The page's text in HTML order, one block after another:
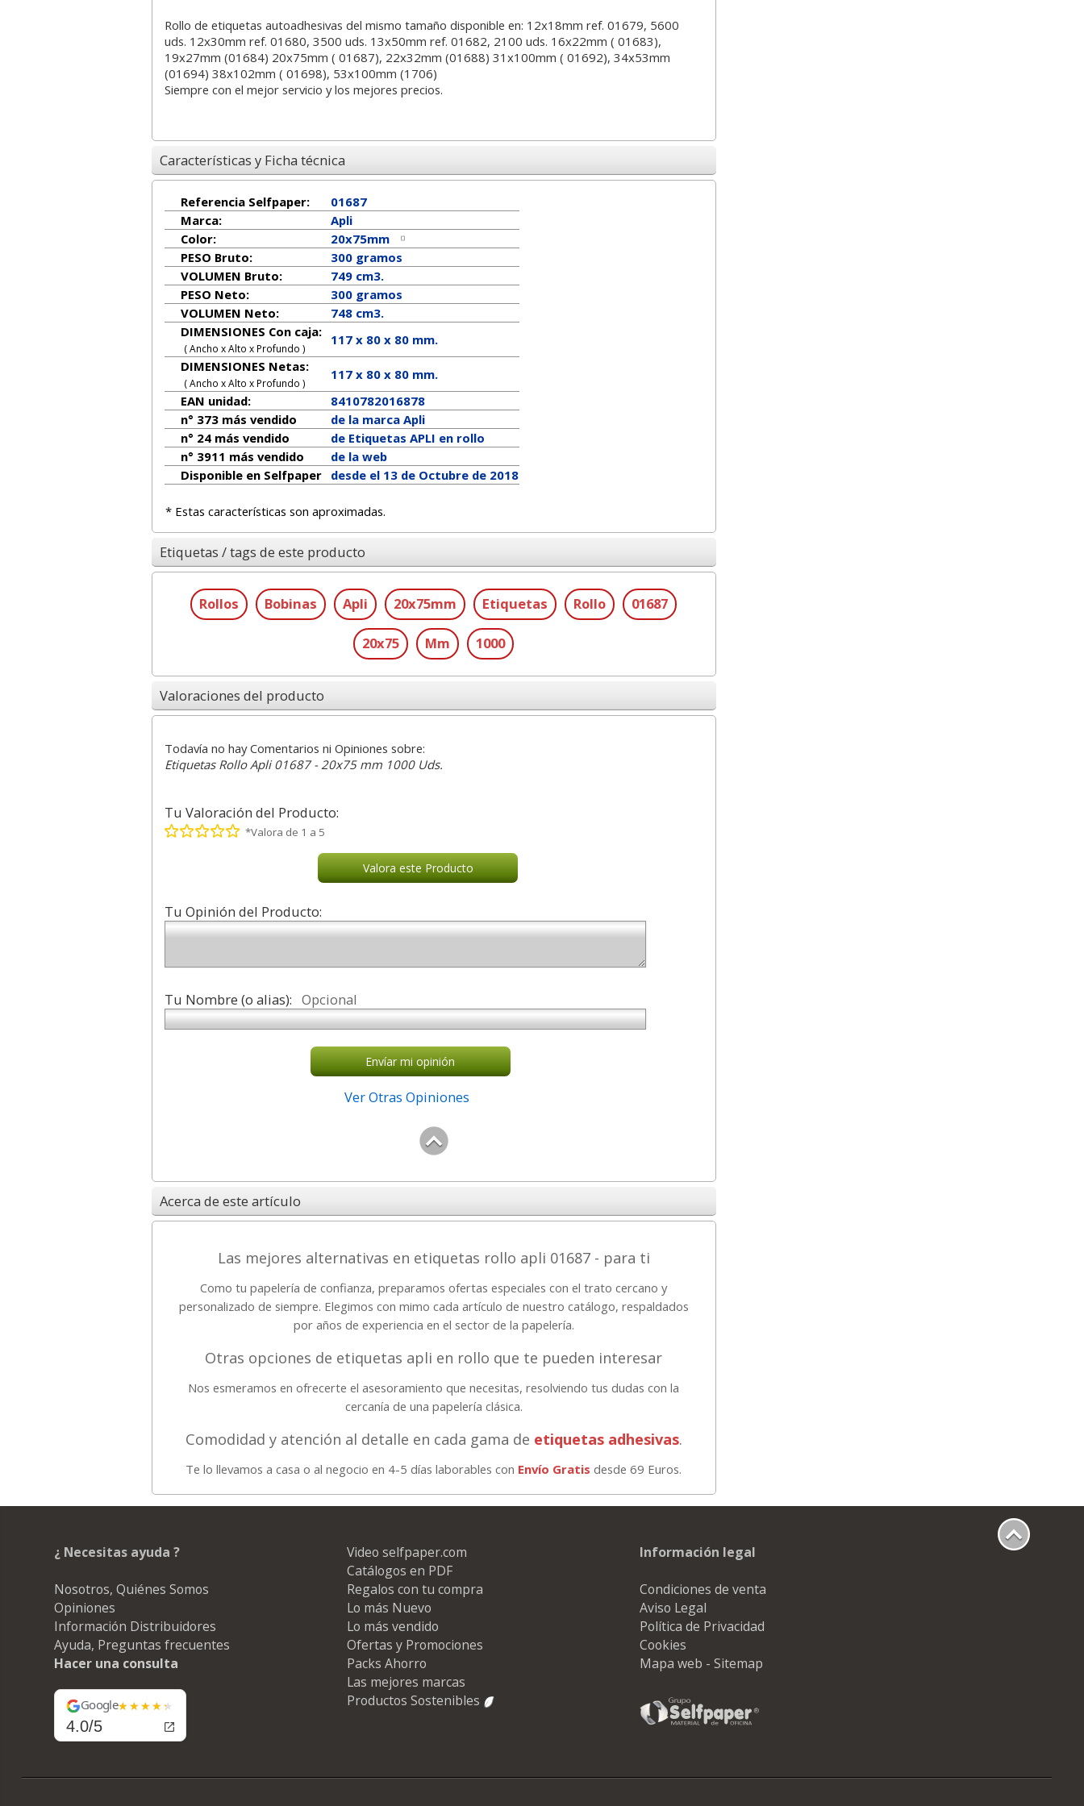
Rollo de etiquetas autoadhesivas del mismo tamaño disponible en: 12x18mm ref. 01679, 5600
uds. 12x30mm ref. 01680, 3500 uds. 13x50mm ref. 01682, 2100 uds. 16x22mm ( 01683),
19x27mm (01684) 20x75mm ( 01687), 22x32mm (01688) 31x100mm ( 01692), 34x53mm
(01694) 38x102mm ( 01698), 53x100mm (1706)
Siempre con el mejor servicio y los mejores precios.
Características y Ficha técnica
Referencia Selfpaper:
01687
Marca:
Apli
Color:
20x75mm
PESO Bruto:
300 gramos
VOLUMEN Bruto:
749 cm3.
PESO Neto:
300gramos
VOLUMEN Neto:
748 cm3.
DIMENSIONES Con caja:
( Ancho x Alto x Profundo )
117 x 80 x 80 mm.
DIMENSIONES Netas:
( Ancho x Alto x Profundo )
117x 80x 80mm.
EAN unidad:
8410782016878
n° 373 más vendido
de la marca Apli
n° 24 más vendido
de Etiquetas APLI en rollo
n° 3911 más vendido
de la web
Disponible en Selfpaper
desde el 13 de Octubre de 2018
* Estas características son aproximadas.
Etiquetas / tags de este producto
Rollos Bobinas Apli 20x75mm Etiquetas Rollo 01687
20x75 Mm 1000
Valoraciones del producto
Todavía no hay Comentarios ni Opiniones sobre:
Etiquetas Rollo Apli 01687 - 20x75 mm 1000 Uds.
Tu Valoración del Producto:
*Valora de 1 a 5
Valora este Producto
Tu Opinión del Producto:
Tu Nombre (o alias): Opcional
Envíar mi opinión
Ver Otras Opiniones
Acerca de este artículo
Las mejores alternativas en etiquetas rollo apli 01687 - para ti
Como tu papelería de confianza, preparamos ofertas especiales con el trato cercano y
personalizado de siempre. Elegimos con mimo cada artículo de nuestro catálogo, respaldados
por años de experiencia en el sector de la papelería.
Otras opciones de etiquetas apli en rollo que te pueden interesar
Nos esmeramos en ofrecerte el asesoramiento que necesitas, resolviendo tus dudas con la
cercanía de una papelería clásica.
Comodidad y atención al detalle en cada gama de etiquetas adhesivas.
Te lo llevamos a casa o al negocio en 4-5 días laborables con Envío Gratis desde 69 Euros.
¿ Necesitas ayuda ?
Nosotros, Quiénes Somos
Opiniones
Información Distribuidores
Ayuda, Preguntas frecuentes
Hacer una consulta
Google
4.0/5
Video selfpaper.com
Catálogos en PDF
Regalos con tu compra
Lo más Nuevo
Lo más vendido
Ofertas y Promociones
Packs Ahorro
Las mejores marcas
Productos Sostenibles
Información legal
Condiciones de venta
Aviso Legal
Política de Privacidad
Cookies
Mapa web - Sitemap